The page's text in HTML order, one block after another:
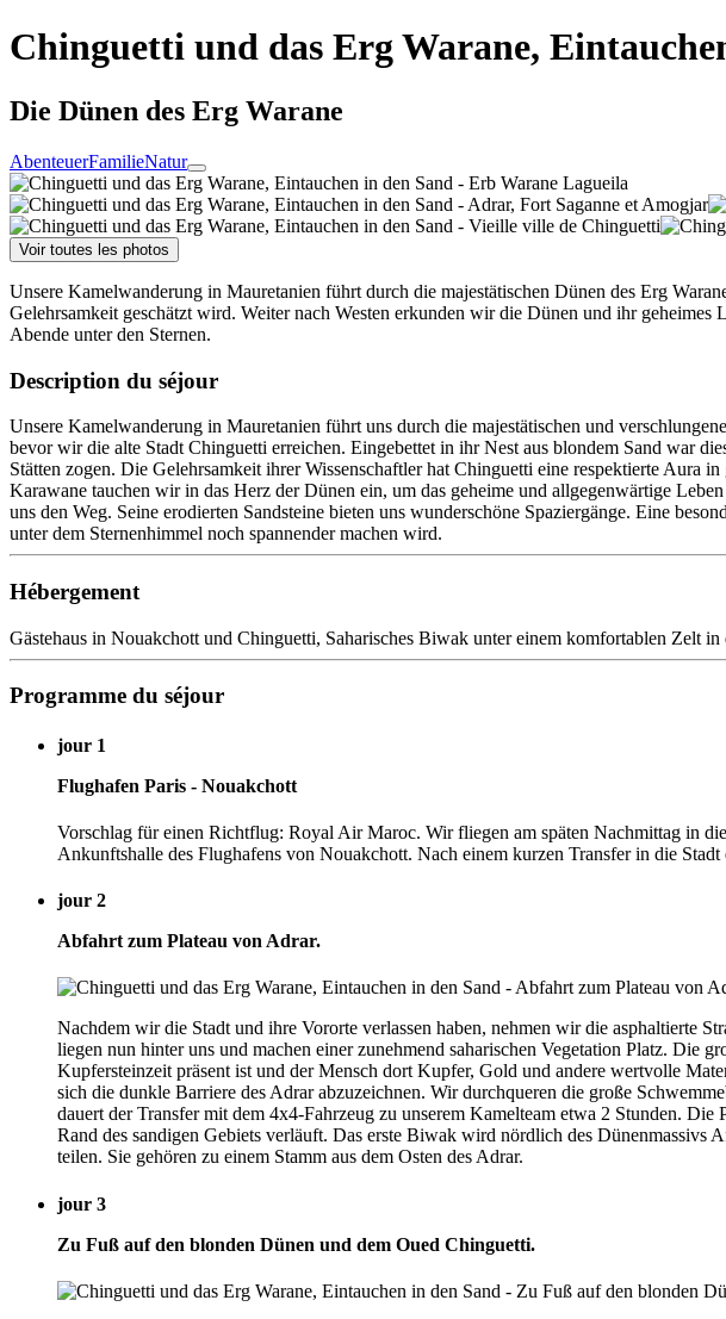
Chinguetti und das Erg Warane,
Die Dünen des Erg Warane
AbenteuerFamilieNatur
Voir toutes les photos
Unsere Kamelwanderung in Mauretanien führt durch die majestätischen Dünen des Erg
Gelehrsamkeit geschätzt wird. Weiter nach Westen erkunden wir die Dünen und ihr
Abende unter den Sternen.
Description du séjour
Unsere Kamelwanderung in Mauretanien führt uns durch die majestätischen und
bevor wir die alte Stadt Chinguetti erreichen. Eingebettet in ihr Nest aus blondem Sand war
Stätten zogen. Die Gelehrsamkeit ihrer Wissenschaftler hat Chinguetti eine respektierte Aura
Karawane tauchen wir in das Herz der Dünen ein, um das geheime und allgegenwärtige
uns den Weg. Seine erodierten Sandsteine bieten uns wunderschöne Spaziergänge. Eine
unter dem Sternenhimmel noch spannender machen wird.
Hébergement
Gästehaus in Nouakchott und Chinguetti, Saharisches Biwak unter einem komfortablen Zelt in
Programme du séjour
jour 1
Flughafen Paris - Nouakchott
Vorschlag für einen Richtflug: Royal Air Maroc. Wir fliegen am späten Nachmittag in
Ankunftshalle des Flughafens von Nouakchott. Nach einem kurzen Transfer in die
jour 2
Abfahrt zum Plateau von Adrar.
Nachdem wir die Stadt und ihre Vororte verlassen haben, nehmen wir die asphaltierte
liegen nun hinter uns und machen einer zunehmend saharischen Vegetation Platz. Die
Kupfersteinzeit präsent ist und der Mensch dort Kupfer, Gold und andere wertvolle
sich die dunkle Barriere des Adrar abzuzeichnen. Wir durchqueren die große
dauert der Transfer mit dem 4x4-Fahrzeug zu unserem Kamelteam etwa 2 Stunden.
Rand des sandigen Gebiets verläuft. Das erste Biwak wird nördlich des
teilen. Sie gehören zu einem Stamm aus dem Osten des Adrar.
jour 3
Zu Fuß auf den blonden Dünen und dem Oued Chinguetti.